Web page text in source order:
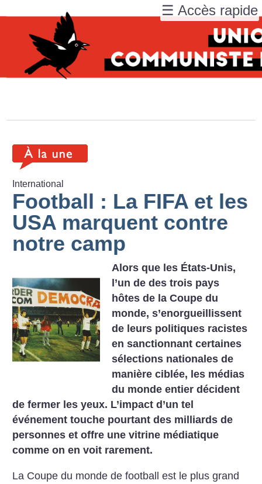
International
Football : La FIFA et les
USA marquent contre
notre camp
Alors que les États-Unis,
l’un de des trois pays
hôtes de la Coupe du
monde, s’enorgueillissent
de leurs politiques racistes
en sanctionnant certaines
sélections nationales de
manière ciblée, les médias
du monde entier décident
de fermer les yeux. L’impact d’un tel
événement touche pourtant des milliards de
personnes et offre une vitrine médiatique
comme on en voit rarement.
La Coupe du monde de football est le plus grand
☰ Accès rapide